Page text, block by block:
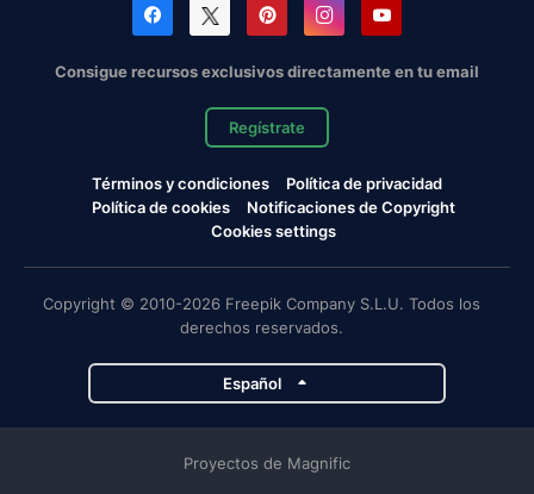
Consigue recursos exclusivos directamente en tu email
Regístrate
Términos y condiciones
Política de privacidad
Política de cookies
Notificaciones de Copyright
Cookies settings
Copyright © 2010-2026 Freepik Company S.L.U. Todos los
derechos reservados.
Español
Proyectos de Magnific